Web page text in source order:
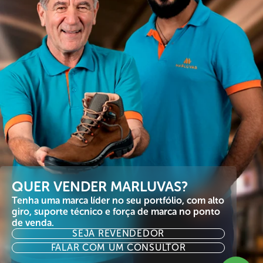
QUER VENDER MARLUVAS?
Tenha uma marca líder no seu portfólio, com alto
giro, suporte técnico e força de marca no ponto
de venda.
SEJA REVENDEDOR
FALAR COM UM CONSULTOR